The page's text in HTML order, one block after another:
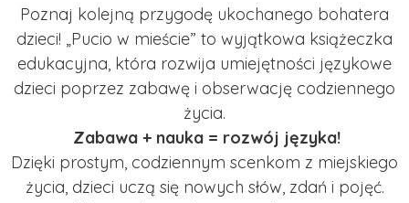
Poznaj kolejną przygodę ukochanego bohatera
dzieci! „Pucio w mieście” to wyjątkowa książeczka
edukacyjna, która rozwija umiejętności językowe
dzieci poprzez zabawę i obserwację codziennego
życia.
Zabawa + nauka = rozwój języka!
Dzięki prostym, codziennym scenkom z miejskiego
życia, dzieci uczą się nowych słów, zdań i pojęć.